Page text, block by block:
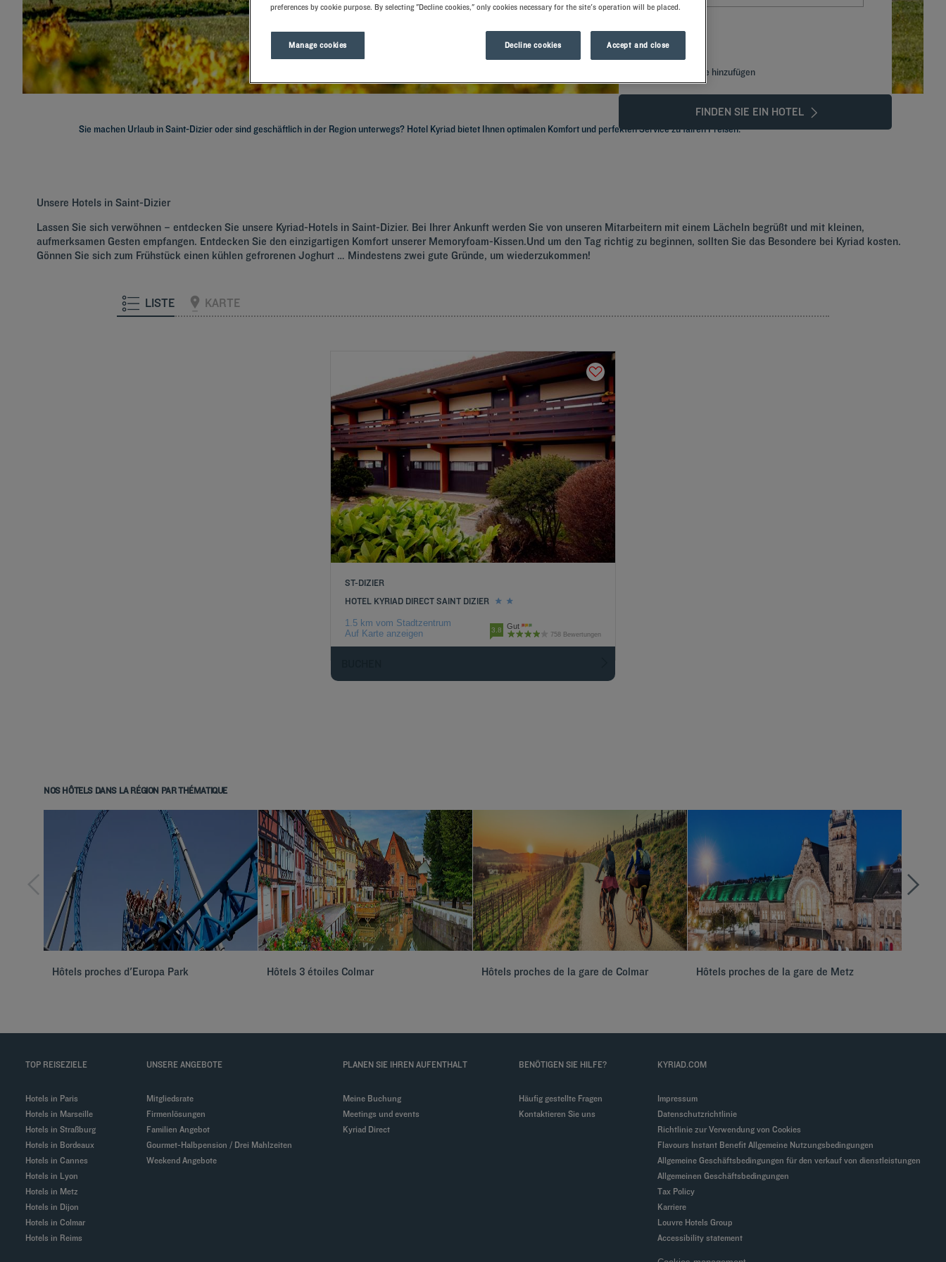
FINDEN SIE EIN HOTEL
Spezialcode hinzufügen
Sie machen Urlaub in Saint-Dizier oder sind geschäftlich in der Region unterwegs? Hotel Kyriad bietet Ihnen optimalen Komfort und perfekten Service zu fairen Preisen.
Unsere Hotels in Saint-Dizier
Lassen Sie sich verwöhnen – entdecken Sie unsere Kyriad-Hotels in Saint-Dizier. Bei Ihrer Ankunft werden Sie von unseren Mitarbeitern mit einem Lächeln begrüßt und mit kleinen,
aufmerksamen Gesten empfangen. Entdecken Sie den einzigartigen Komfort unserer Memoryfoam-Kissen.Und um den Tag richtig zu beginnen, sollten Sie das Besondere bei Kyriad kosten.
Gönnen Sie sich zum Frühstück einen kühlen gefrorenen Joghurt … Mindestens zwei gute Gründe, um wiederzukommen!
LISTE KARTE
ST-DIZIER
HOTEL KYRIAD DIRECT SAINT DIZIER
1.5 km vom Stadtzentrum
Auf Karte anzeigen
3.8 Gut
758 Bewertungen
NOS HÔTELS DANS LA RÉGION PAR THÉMATIQUE
Hôtels proches d'Europa Park Hôtels 3 étoiles Colmar Hôtels proches de la gare de Colmar Hôtels proches de la gare de Metz
TOP REISEZIELE
Hotels in Paris
Hotels in Marseille
Hotels in Straßburg
Hotels in Bordeaux
Hotels in Cannes
Hotels in Lyon
Hotels in Metz
Hotels in Dijon
Hotels in Colmar
Hotels in Reims
UNSERE ANGEBOTE
Mitgliedsrate
Firmenlösungen
Familien Angebot
Gourmet-Halbpension / Drei Mahlzeiten
Weekend Angebote
PLANEN SIE IHREN AUFENTHALT
Meine Buchung
Meetings und events
Kyriad Direct
BENÖTIGEN SIE HILFE?
Häufig gestellte Fragen
Kontaktieren Sie uns
KYRIAD.COM
Impressum
Datenschutzrichtlinie
Richtlinie zur Verwendung von Cookies
Flavours Instant Benefit Allgemeine Nutzungsbedingungen
Allgemeine Geschäftsbedingungen für den verkauf von dienstleistungen
Allgemeinen Geschäftsbedingungen
Tax Policy
Karriere
Louvre Hotels Group
Accessibility statement
preferences by cookie purpose. By selecting "Decline cookies," only cookies necessary for the site's operation will be placed.
Manage cookies Decline cookies Accept and close